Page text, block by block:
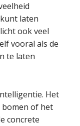
laten
ook veel
vooral als de
te laten
Het
of het
concrete